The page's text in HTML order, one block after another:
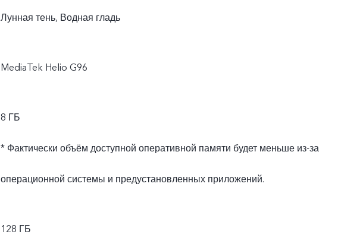
Лунная тень, Водная гладь
MediaTek Helio G96
8 ГБ
* Фактически объём доступной оперативной памяти будет меньше из-за
операционной системы и предустановленных приложений.
128 ГБ